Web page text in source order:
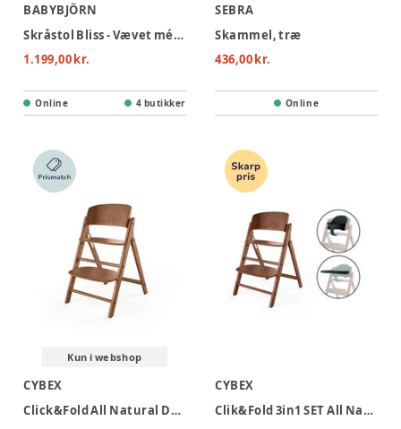
BABYBJÖRN
Skråstol Bliss - Vævet mélange, Lys beige
1.199,00 kr.
Online 4 butikker
SEBRA
Skammel, træ
436,00 kr.
Online
Kun i webshop
CYBEX
Click&Fold All Natural Dark - dark natural
CYBEX
Clik&Fold 3in1 SET All Natural Dark - dark natural